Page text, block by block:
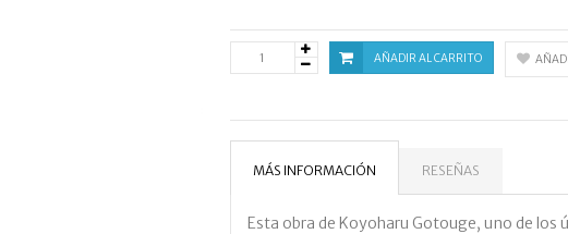
AÑADIR AL CARRITO
MÁS INFORMACIÓN RESEÑAS
Esta obra de Koyoharu Gotouge, uno de los